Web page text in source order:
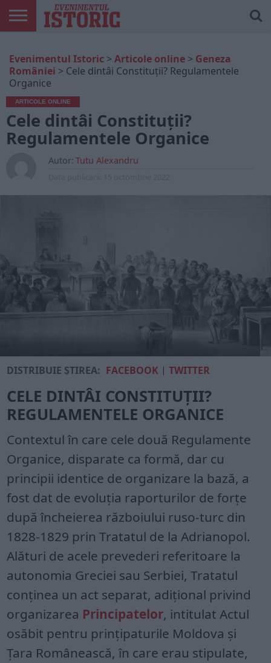
ONLINE
EDIȚII
TIPĂRITE
ISTORIC
PLAY
CONTUL
MEU
Evenimentul Istoric > Articole online > Geneza
României > Cele dintâi Constituții? Regulamentele
Organice
ARTICOLE ONLINE
Cele dintâi Constituții?
Regulamentele Organice
Autor: Tutu Alexandru
DISTRIBUIE ȘTIREA: FACEBOOK |TWITTER
CELE DINTÂI CONSTITUȚII?
REGULAMENTELE ORGANICE
Contextul în care cele două Regulamente
Organice, disparate ca formă, dar cu
principii identice de organizare la bază, a
fost dat de evoluția raporturilor de forțe
după încheierea războiului ruso-turc din
1828-1829 prin Tratatul de la Adrianopol.
Alături de acele prevederi referitoare la
autonomia Greciei sau Serbiei, Tratatul
conținea un act separat, adițional privind
organizarea Principatelor, intitulat Actul
osăbit pentru prințipaturile Moldova și
Țara Românească, în care erau stipulate,